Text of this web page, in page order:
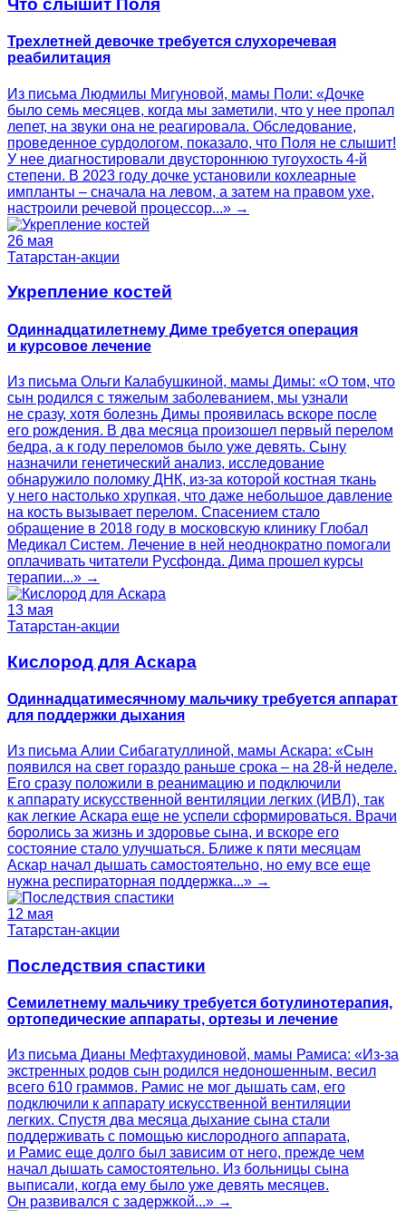
Что слышит Поля
Трехлетней девочке требуется слухоречевая
реабилитация
Из письма Людмилы Мигуновой, мамы Поли: «Дочке
было семь месяцев, когда мы заметили, что у нее пропал
лепет, на звуки она не реагировала. Обследование,
проведенное сурдологом, показало, что Поля не слышит!
У нее диагностировали двустороннюю тугоухость 4-й
степени. В 2023 году дочке установили кохлеарные
импланты – сначала на левом, а затем на правом ухе,
настроили речевой процессор...» →
26 мая
Татарстан-акции
Укрепление костей
Одиннадцатилетнему Диме требуется операция
и курсовое лечение
Из письма Ольги Калабушкиной, мамы Димы: «О том, что
сын родился с тяжелым заболеванием, мы узнали
не сразу, хотя болезнь Димы проявилась вскоре после
его рождения. В два месяца произошел первый перелом
бедра, а к году переломов было уже девять. Сыну
назначили генетический анализ, исследование
обнаружило поломку ДНК, из-за которой костная ткань
у него настолько хрупкая, что даже небольшое давление
на кость вызывает перелом. Спасением стало
обращение в 2018 году в московскую клинику Глобал
Медикал Систем. Лечение в ней неоднократно помогали
оплачивать читатели Русфонда. Дима прошел курсы
терапии...» →
13 мая
Татарстан-акции
Кислород для Аскара
Одиннадцатимесячному мальчику требуется аппарат
для поддержки дыхания
Из письма Алии Сибагатуллиной, мамы Аскара: «Сын
появился на свет гораздо раньше срока – на 28-й неделе.
Его сразу положили в реанимацию и подключили
к аппарату искусственной вентиляции легких (ИВЛ), так
как легкие Аскара еще не успели сформироваться. Врачи
боролись за жизнь и здоровье сына, и вскоре его
состояние стало улучшаться. Ближе к пяти месяцам
Аскар начал дышать самостоятельно, но ему все еще
нужна респираторная поддержка...» →
12 мая
Татарстан-акции
Последствия спастики
Семилетнему мальчику требуется ботулинотерапия,
ортопедические аппараты, ортезы и лечение
Из письма Дианы Мефтахудиновой, мамы Рамиса: «Из-за
экстренных родов сын родился недоношенным, весил
всего 610 граммов. Рамис не мог дышать сам, его
подключили к аппарату искусственной вентиляции
легких. Спустя два месяца дыхание сына стали
поддерживать с помощью кислородного аппарата,
и Рамис еще долго был зависим от него, прежде чем
начал дышать самостоятельно. Из больницы сына
выписали, когда ему было уже девять месяцев.
Он развивался с задержкой...» →